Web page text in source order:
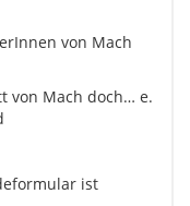
von Mach
von Mach doch… e.
ist